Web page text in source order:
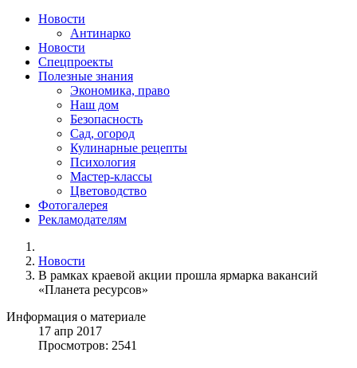
Новости
Антинарко
Новости
Спецпроекты
Полезные знания
Экономика, право
Наш дом
Безопасность
Сад, огород
Кулинарные рецепты
Психология
Мастер-классы
Цветоводство
Фотогалерея
Рекламодателям
Новости
В рамках краевой акции прошла ярмарка вакансий
«Планета ресурсов»
Информация о материале
17 апр 2017
Просмотров: 2541